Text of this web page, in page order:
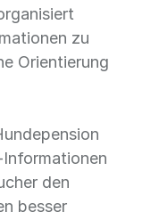
zu
Orientierung
den
besser